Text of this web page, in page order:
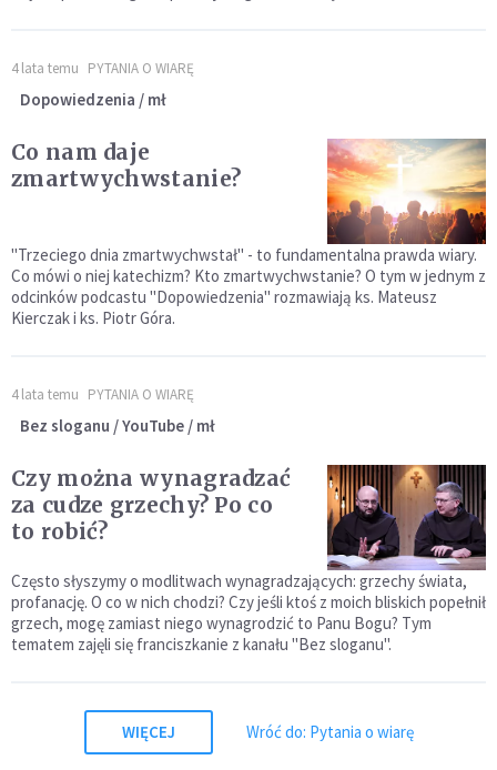
4 lata temu PYTANIA O WIARĘ
Dopowiedzenia / mł
Co nam daje
zmartwychwstanie?
"Trzeciego dnia zmartwychwstał" - to fundamentalna prawda wiary.
Co mówi o niej katechizm? Kto zmartwychwstanie? O tym w jednym z
odcinków podcastu "Dopowiedzenia" rozmawiają ks. Mateusz
Kierczak i ks. Piotr Góra.
4 lata temu PYTANIA O WIARĘ
Bez sloganu / YouTube / mł
Czy można wynagradzać
za cudze grzechy? Po co
to robić?
Często słyszymy o modlitwach wynagradzających: grzechy świata,
profanację. O co w nich chodzi? Czy jeśli ktoś z moich bliskich popełnił
grzech, mogę zamiast niego wynagrodzić to Panu Bogu? Tym
tematem zajęli się franciszkanie z kanału "Bez sloganu".
WIĘCEJ Wróć do: Pytania o wiarę